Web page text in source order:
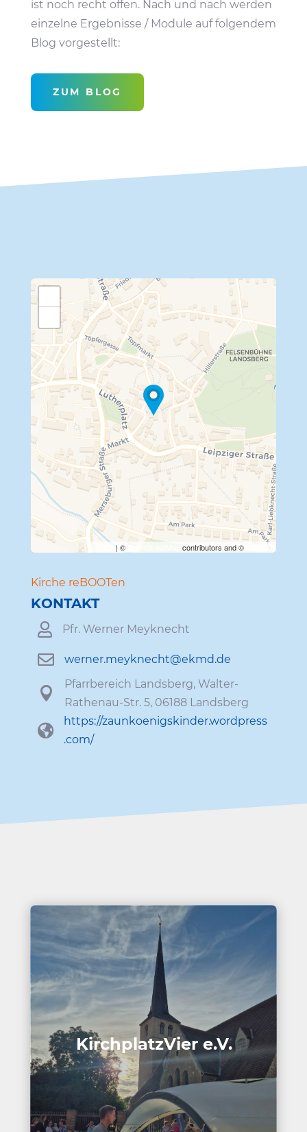
ist noch recht offen. Nach und nach werden
einzelne Ergeb­nisse / Module auf folgendem
Blog vorgestellt:
ZUM BLOG
Travelers' Map wird geladen …
Wenn du dies siehst, nachdem
deine Seite vollständig geladen
wurde, fehlen leafletJS-Dateien.
| © contributors and © CARTO
Kirche reBOOTen
KONTAKT

Pfr. Werner Meyknecht
 werner.​meyknecht@​ekmd.​de

Pfarr­be­reich Lands­berg, Walter-
Rathenau-Str. 5, 06188 Landsberg

https://​zaun​koe​nigs​kinder​.word​press​
.com/
Kirch­platz­Vier e.V.